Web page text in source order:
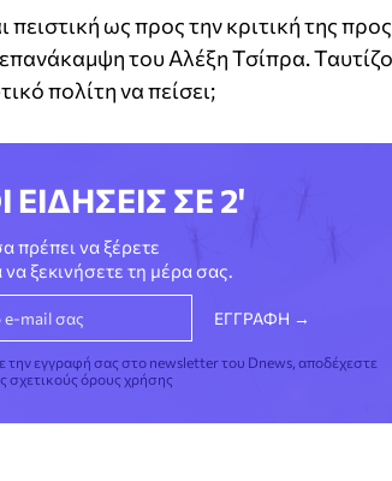
ως προς την κριτική της
επανάκαμψη του Αλέξη Τσίπρα.
πολίτη να πείσει;
ΕΙΔΗΣΕΙΣ ΣΕ 2'
πρέπει να ξέρετε
να ξεκινήσετε τη μέρα σας.
την εγγραφή σας στο newsletter του Dnews, αποδέχεστε
σχετικούς όρους χρήσης